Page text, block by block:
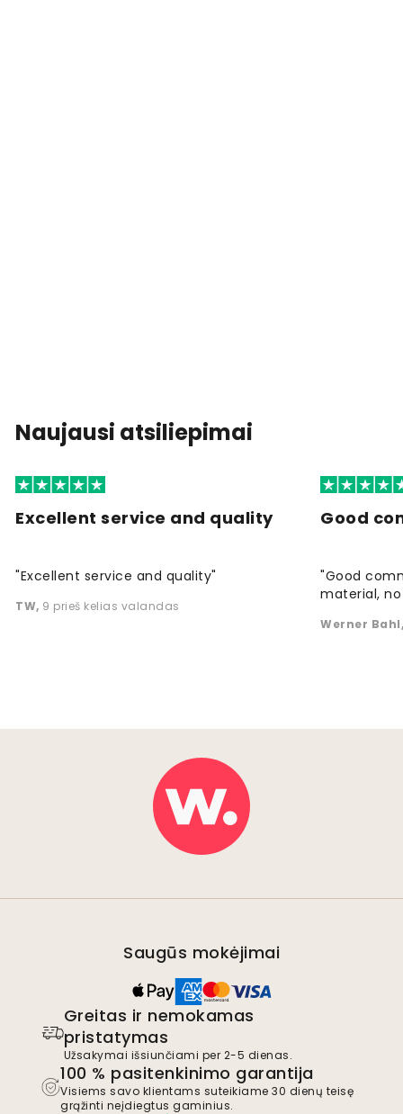
Naujausi atsiliepimai
Excellent service and quality
"Excellent service and quality"
TW, 9 prieš kelias valandas
Good
"Good
material,
Werner Bahl
Saugūs mokėjimai
Greitas ir nemokamas
pristatymas
Užsakymai išsiunčiami per 2-5 dienas.
100 % pasitenkinimo garantija
Visiems savo klientams suteikiame 30 dienų teisę
grąžinti neįdiegtus gaminius.